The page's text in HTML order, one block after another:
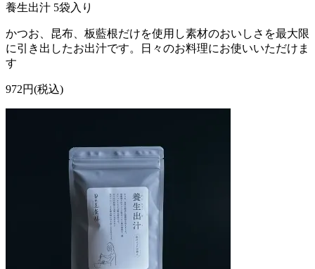
養生出汁 5袋入り
かつお、昆布、板藍根だけを使用し素材のおいしさを最大限
に引き出したお出汁です。日々のお料理にお使いいただけま
す
972円(税込)